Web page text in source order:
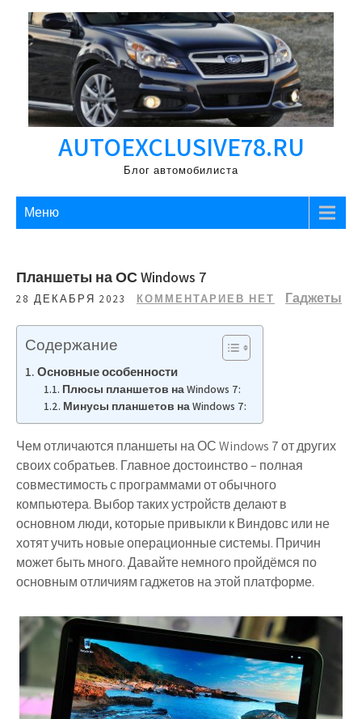
Перейти
содержимому
AUTOEXCLUSIVE78.RU
Блог автомобилиста
Меню
Планшеты на ОС Windows 7
28 ДЕКАБРЯ 2023 КОММЕНТАРИЕВ НЕТ Гаджеты
Содержание
Основные особенности
Плюсы планшетов на Windows 7:
Минусы планшетов на Windows 7:
Чем отличаются планшеты на ОС Windows 7 от других
своих собратьев. Главное достоинство – полная
совместимость с программами от обычного
компьютера. Выбор таких устройств делают в
основном люди, которые привыкли к Виндовс или не
хотят учить новые операционные системы. Причин
может быть много. Давайте немного пройдёмся по
основным отличиям гаджетов на этой платформе.